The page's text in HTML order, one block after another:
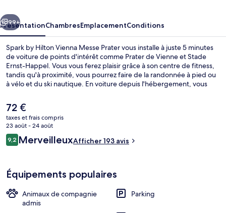
Messe
Prater
Suivant
99+
PrésentationChambresEmplacementConditions
Spark by Hilton Vienna Messe Prater vous installe à juste 5 minutes
de voiture de points d'intérêt comme Prater de Vienne et Stade
Ernst-Happel. Vous vous ferez plaisir grâce à son centre de fitness,
tandis qu'à proximité, vous pourrez faire de la randonnée à pied ou
à vélo et du ski nautique. En voiture depuis l'hébergement, vous
Etienne (Stephansdom) et Opéra national de Vienne. Les autres
voyageurs aiment le fait que les transports publics se trouvent à une
courte distance de marche : Station de métro Messe-Prater est à 3
minutes à pied et Station de métro Rotunde, à 11 minutes.
Le
prix
actuel
est
de
72 €
taxes et frais compris
23 août - 24 août
Avis
voyageurs
9,29,2 sur 10
MerveilleuxAfficher 193 avis
Équipements populaires
Animaux de compagnie
admis
Parking